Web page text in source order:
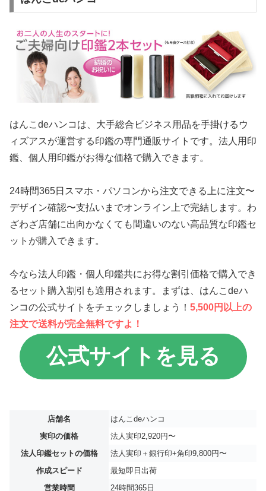
はんこdeハンコは、大手総合ビジネス用品を手掛けるウ
ィズアスが運営する印鑑の専門通販サイトです。法人用印
鑑、個人用印鑑がお得な価格で購入できます。
24時間365日スマホ・パソコンから注文できる上に注文〜
デザイン確認〜支払いまでオンライン上で完結します。わ
ざわざ店舗に出向かなくても間違いのない高品質な印鑑セ
ットが購入できます。
今なら法人印鑑・個人印鑑共にお得な割引価格で購入でき
るセット購入割引も適用されます。まずは、はんこdeハ
ンコの公式サイトをチェックしましょう！ 5,500円以上の
注文で送料が完全無料ですよ！
公式サイトを見る
店舗名
はんこdeハンコ
実印の価格
法人実印2,920円〜
法人印鑑セットの価格
法人実印＋銀行印+角印9,800円〜
作成スピード
最短即日出荷
営業時間
24時間365日